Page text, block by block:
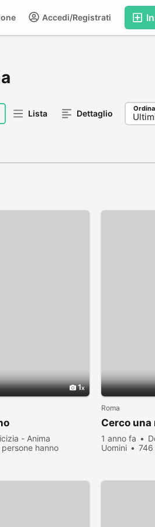
Accedi/Registrati
Lista Dettaglio
1
- Anima
persone hanno
Roma
Cerco una
1 anno fa
Uomini
746